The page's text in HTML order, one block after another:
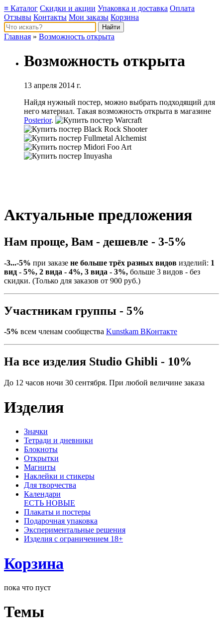
≡ Каталог Скидки и акции Упаковка и доставка Оплата
Отзывы Контакты Мои заказы Корзина
Главная » Возможность открыта
Возможность открыта
13 апреля 2014 г.
Найдя нужный постер, можно выбрать подходящий для
него материал. Такая возможность открыта в магазине
Posterior.
Актуальные предложения
Нам проще, Вам - дешевле - 3-5%
-3...-5% при заказе не больше трёх разных видов изделий: 1
вид - 5%, 2 вида - 4%, 3 вида - 3%, больше 3 видов - без
скидки. (Только для заказов от 900 руб.)
Участникам группы - 5%
-5% всем членам сообщества Kunstkam ВКонтакте
На все изделия Studio Ghibli - 10%
До 12 часов ночи 30 сентября. При любой величине заказа
Изделия
Значки
Тетради и дневники
Блокноты
Открытки
Магниты
Наклейки и стикеры
Для творчества
Календари
ЕСТЬ НОВЫЕ
Плакаты и постеры
Подарочная упаковка
Экспериментальные решения
Изделия с ограничением 18+
Корзина
пока что пуст
Темы